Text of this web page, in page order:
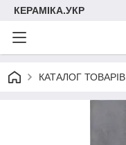
КЕРАМІКА.УКР
КАТАЛОГ ТОВАРІВ